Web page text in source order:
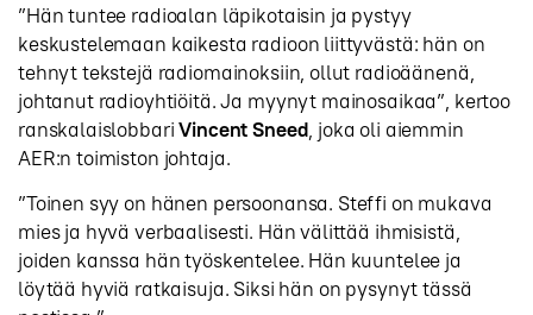
”Hän tuntee radioalan läpikotaisin ja pystyy
keskustelemaan kaikesta radioon liittyvästä: hän on
tehnyt tekstejä radiomainoksiin, ollut radioäänenä,
johtanut radioyhtiöitä. Ja myynyt mainosaikaa”, kertoo
ranskalaislobbariVincent Sneed, joka oli aiemmin
AER:n toimiston johtaja.
”Toinen syy on hänen persoonansa. Steffi on mukava
mies ja hyvä verbaalisesti. Hän välittää ihmisistä,
joiden kanssa hän työskentelee. Hän kuuntelee ja
löytää hyviä ratkaisuja. Siksi hän on pysynyt tässä